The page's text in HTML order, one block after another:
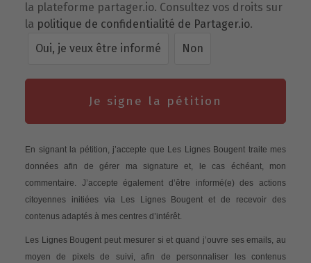
la plateforme partager.io. Consultez vos droits sur
la politique de confidentialité de Partager.io.
Oui, je veux être informé
Non
Je signe la pétition
En signant la pétition, j’accepte que Les Lignes Bougent traite mes
données afin de gérer ma signature et, le cas échéant, mon
commentaire. J’accepte également d’être informé(e) des actions
citoyennes initiées via Les Lignes Bougent et de recevoir des
contenus adaptés à mes centres d’intérêt.
Les Lignes Bougent peut mesurer si et quand j’ouvre ses emails, au
moyen de pixels de suivi, afin de personnaliser les contenus